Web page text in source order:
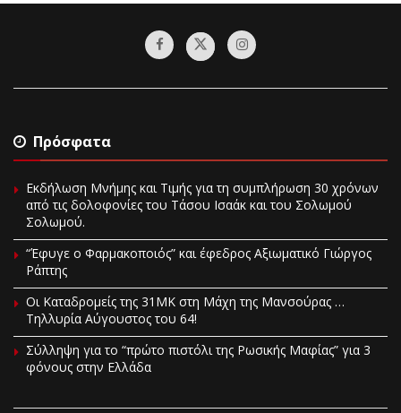
Πρόσφατα
Εκδήλωση Μνήμης και Τιμής για τη συμπλήρωση 30 χρόνων
από τις δολοφονίες του Τάσου Ισαάκ και του Σολωμού
Σολωμού.
“Έφυγε ο Φαρμακοποιός” και έφεδρος Αξιωματικό Γιώργος
Ράπτης
Οι Καταδρομείς της 31ΜΚ στη Mάχη της Μανσούρας …
Τηλλυρία Αύγουστος του 64!
Σύλληψη για το “πρώτο πιστόλι της Ρωσικής Μαφίας” για 3
φόνους στην Ελλάδα